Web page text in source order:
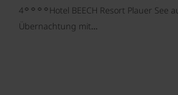
4☼☼☼☼Hotel BEECH Resort Plauer See
Übernachtung mit…